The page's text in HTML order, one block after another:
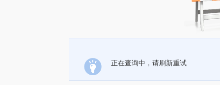
正在查询中，请刷新重试